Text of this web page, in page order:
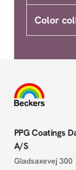
Color
PPG Coatings
A/S
Gladsaxevej 300